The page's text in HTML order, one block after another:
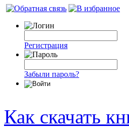
Регистрация
Забыли пароль?
Как скачать